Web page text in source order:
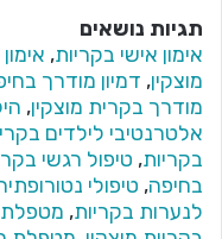
תגיות נושאים
אימון אישי בקריות,
מוצקין, דמיון מודרך
מודרך בקרית מוצקין,
אלטרנטיבי לילדים
בקריות, טיפול רגשי
בחיפה, טיפולי
לנערות בקריות, מטפלת